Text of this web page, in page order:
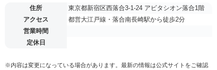
住所
東京都新宿区西落合3-1-24 アビタシオン落合1階
アクセス
都営大江戸線・落合南長崎駅から徒歩2分
営業時間
定休日
※内容は変更になっている場合があります。最新の情報は公式サイトをご確認